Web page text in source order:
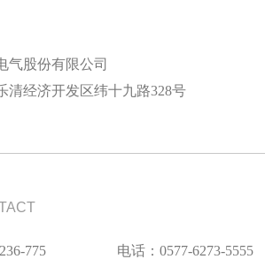
气股份有限公司
清经济开发区纬十九路328号
775 电话：0577-6273-5555